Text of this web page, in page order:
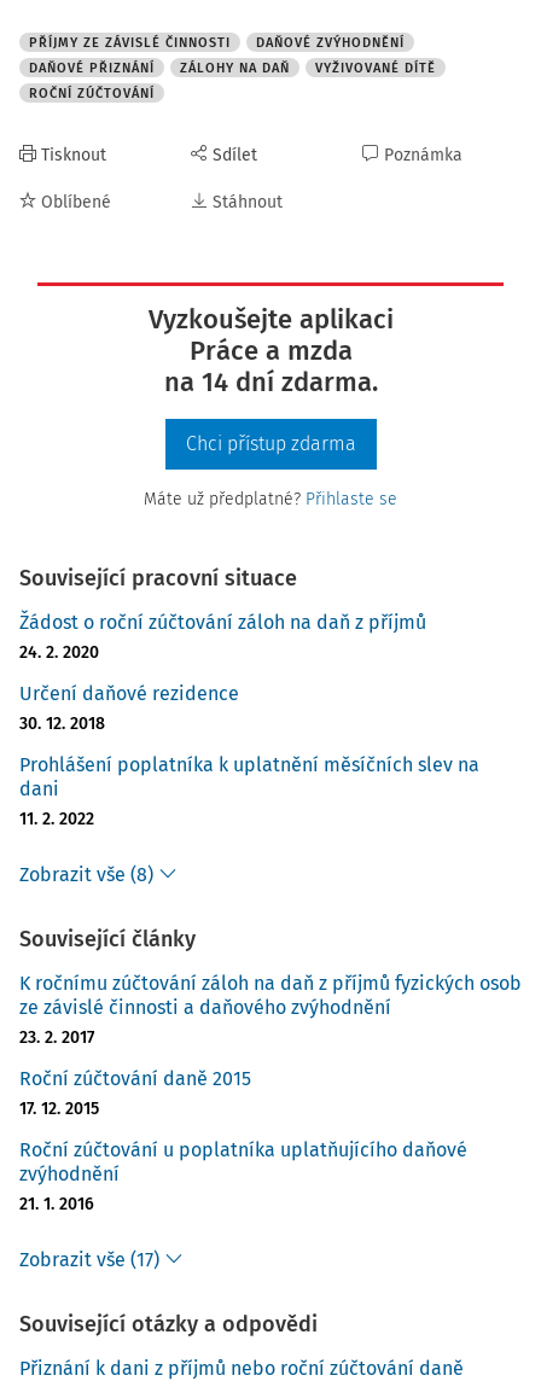
PŘÍJMY ZE ZÁVISLÉ ČINNOSTI
DAŇOVÉ ZVÝHODNĚNÍ
DAŇOVÉ PŘIZNÁNÍ
ZÁLOHY NA DAŇ
VYŽIVOVANÉ DÍTĚ
ROČNÍ ZÚČTOVÁNÍ
Tisknout
Oblíbené
Sdílet
Stáhnout
Poznámka
Vyzkoušejte aplikaci
Práce a mzda
na 14 dní zdarma.
Chci přístup zdarma
Máte už předplatné? Přihlaste se
Související pracovní situace
Žádost o roční zúčtování záloh na daň z příjmů
24. 2. 2020
Určení daňové rezidence
30. 12. 2018
Prohlášení poplatníka k uplatnění měsíčních slev na
dani
11. 2. 2022
Zobrazit vše (8)
Související články
K ročnímu zúčtování záloh na daň z příjmů fyzických osob
ze závislé činnosti a daňového zvýhodnění
23. 2. 2017
Roční zúčtování daně 2015
17. 12. 2015
Roční zúčtování u poplatníka uplatňujícího daňové
zvýhodnění
21. 1. 2016
Zobrazit vše (17)
Související otázky a odpovědi
Přiznání k dani z příjmů nebo roční zúčtování daně